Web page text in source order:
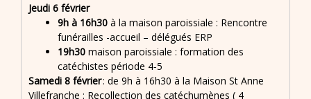
Jeudi 6 février
9h à 16h30 à la maison paroissiale : Rencontre
funérailles -accueil – délégués ERP
19h30 maison paroissiale : formation des
catéchistes période 4-5
Samedi 8 février: de 9h à 16h30 à la Maison St Anne
Villefranche : Recollection des catéchumènes ( 4